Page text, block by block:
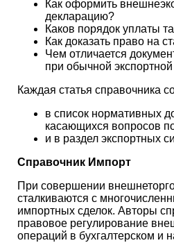
Как оформить
декларацию?
Каков порядок уплаты
Как доказать право на
Чем отличается
при обычной экспортной
Каждая статья справочника
в список нормативных
касающихся вопросов
и в раздел экспортных
Справочник Импорт
При совершении
сталкиваются с
импортных сделок. Авторы
правовое регулирование
операций в бухгалтерском и